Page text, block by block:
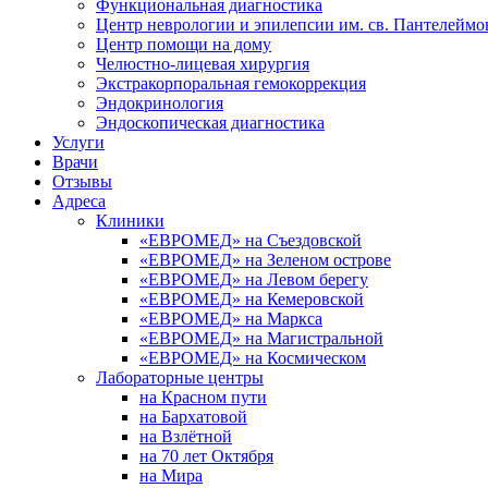
Функциональная диагностика
Центр неврологии и эпилепсии им. св.
Центр помощи на дому
Челюстно-лицевая хирургия
Экстракорпоральная гемокоррекция
Эндокринология
Эндоскопическая диагностика
Услуги
Врачи
Отзывы
Адреса
Клиники
«ЕВРОМЕД» на Съездовской
«ЕВРОМЕД» на Зеленом острове
«ЕВРОМЕД» на Левом берегу
«ЕВРОМЕД» на Кемеровской
«ЕВРОМЕД» на Маркса
«ЕВРОМЕД» на Магистральной
«ЕВРОМЕД» на Космическом
Лабораторные центры
на Красном пути
на Бархатовой
на Взлётной
на 70 лет Октября
на Мира